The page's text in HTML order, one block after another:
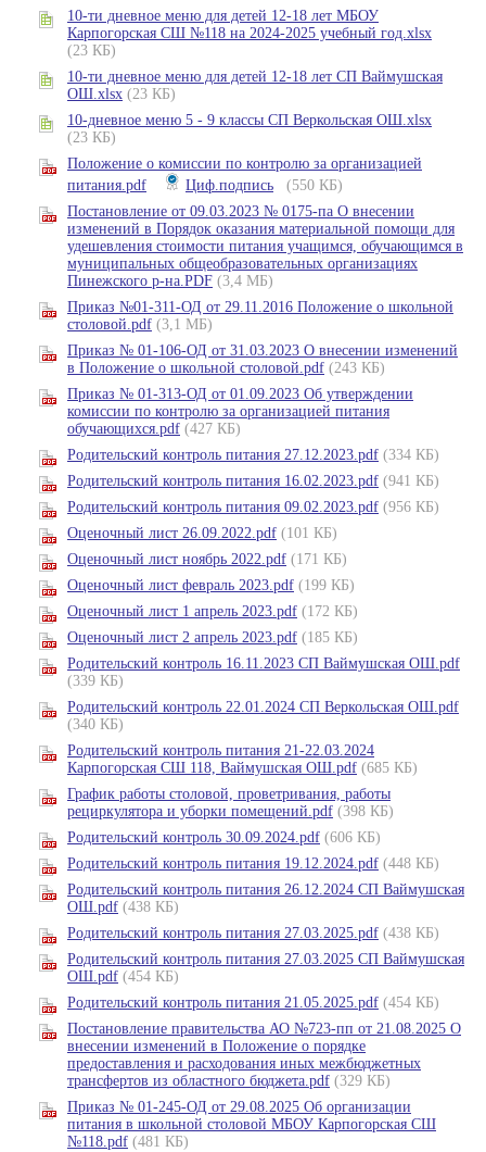
10-ти дневное меню для детей 12-18 лет МБОУ
Карпогорская СШ №118 на 2024-2025 учебный год.xlsx
(23 КБ)
10-ти дневное меню для детей 12-18 лет СП Ваймушская
ОШ.xlsx (23 КБ)
10-дневное меню 5 - 9 классы СП Веркольская ОШ.xlsx
(23 КБ)
Положение о комиссии по контролю за организацией
питания.pdf
Циф.подпись
(550 КБ)
Постановление от 09.03.2023 № 0175-па О внесении
изменений в Порядок оказания материальной помощи для
удешевления стоимости питания учащимся, обучающимся в
муниципальных общеобразовательных организациях
Пинежского р-на.PDF (3,4 МБ)
Приказ №01-311-ОД от 29.11.2016 Положение о школьной
столовой.pdf (3,1 МБ)
Приказ № 01-106-ОД от 31.03.2023 О внесении изменений
в Положение о школьной столовой.pdf (243 КБ)
Приказ № 01-313-ОД от 01.09.2023 Об утверждении
комиссии по контролю за организацией питания
обучающихся.pdf (427 КБ)
Родительский контроль питания 27.12.2023.pdf (334 КБ)
Родительский контроль питания 16.02.2023.pdf (941 КБ)
Родительский контроль питания 09.02.2023.pdf (956 КБ)
Оценочный лист 26.09.2022.pdf (101 КБ)
Оценочный лист ноябрь 2022.pdf (171 КБ)
Оценочный лист февраль 2023.pdf (199 КБ)
Оценочный лист 1 апрель 2023.pdf (172 КБ)
Оценочный лист 2 апрель 2023.pdf (185 КБ)
Родительский контроль 16.11.2023 СП Ваймушская ОШ.pdf
(339 КБ)
Родительский контроль 22.01.2024 СП Веркольская ОШ.pdf
(340 КБ)
Родительский контроль питания 21-22.03.2024
Карпогорская СШ 118, Ваймушская ОШ.pdf (685 КБ)
График работы столовой, проветривания, работы
рециркулятора и уборки помещений.pdf (398 КБ)
Родительский контроль 30.09.2024.pdf (606 КБ)
Родительский контроль питания 19.12.2024.pdf (448 КБ)
Родительский контроль питания 26.12.2024 СП Ваймушская
ОШ.pdf (438 КБ)
Родительский контроль питания 27.03.2025.pdf (438 КБ)
Родительский контроль питания 27.03.2025 СП Ваймушская
ОШ.pdf (454 КБ)
Родительский контроль питания 21.05.2025.pdf (454 КБ)
Постановление правительства АО №723-пп от 21.08.2025 О
внесении изменений в Положение о порядке
предоставления и расходования иных межбюджетных
трансфертов из областного бюджета.pdf (329 КБ)
Приказ № 01-245-ОД от 29.08.2025 Об организации
питания в школьной столовой МБОУ Карпогорская СШ
№118.pdf (481 КБ)